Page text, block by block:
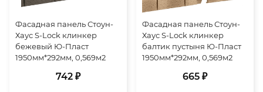
Фасадная панель Стоун-
Хаус S-Lock клинкер
бежевый Ю-Пласт
1950мм*292мм, 0,569м2
742 ₽
Фасадная панель Стоун-
Хаус S-Lock клинкер
балтик пустыня Ю-Пласт
1950мм*292мм, 0,569м2
665 ₽